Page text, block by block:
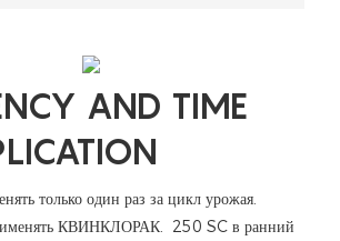
AND TIME
только один раз за цикл урожая.
КВИНКЛОРАК. 250 SC в ранний